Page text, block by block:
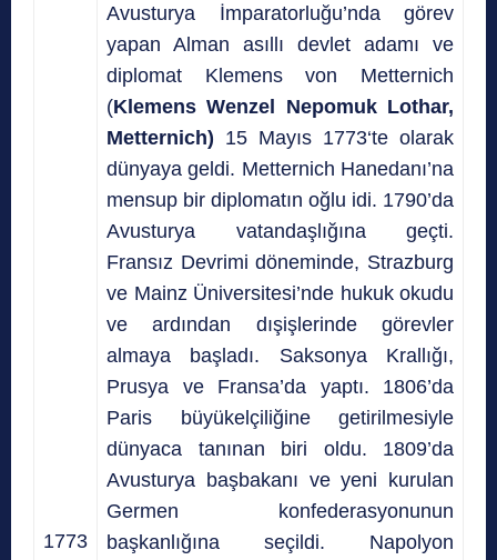
1773
Avusturya İmparatorluğu’nda görev
yapan Alman asıllı devlet adamı ve
diplomat Klemens von Metternich
(Klemens Wenzel Nepomuk Lothar,
Metternich) 15 Mayıs 1773‘te olarak
dünyaya geldi. Metternich Hanedanı’na
mensup bir diplomatın oğlu idi. 1790’da
Avusturya vatandaşlığına geçti.
Fransız Devrimi döneminde, Strazburg
ve Mainz Üniversitesi’nde hukuk okudu
ve ardından dışişlerinde görevler
almaya başladı. Saksonya Krallığı,
Prusya ve Fransa’da yaptı. 1806’da
Paris büyükelçiliğine getirilmesiyle
dünyaca tanınan biri oldu. 1809’da
Avusturya başbakanı ve yeni kurulan
Germen konfederasyonunun
başkanlığına seçildi. Napolyon